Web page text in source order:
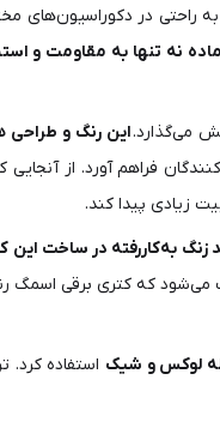
راحتی در دکوراسیون‌های
نه تنها به مقاومت و
می‌گذارد.این رنگ و طراحی
فراهم آورد. از
زیادی پیدا کند.
به‌کاررفته در ساخت این
لوکس و شیک استفاده کرد.